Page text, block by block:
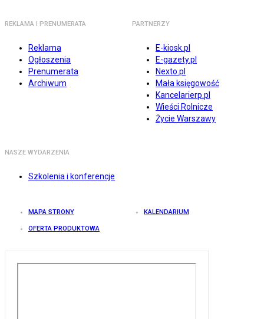
REKLAMA I PRENUMERATA
Reklama
Ogłoszenia
Prenumerata
Archiwum
PARTNERZY
E-kiosk.pl
E-gazety.pl
Nexto.pl
Mała księgowość
Kancelarierp.pl
Wieści Rolnicze
Życie Warszawy
NASZE WYDARZENIA
Szkolenia i konferencje
MAPA STRONY KALENDARIUM
OFERTA PRODUKTOWA